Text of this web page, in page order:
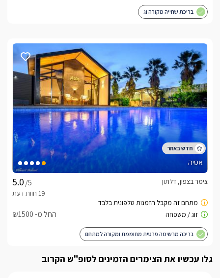
בריכת שחייה מקורה וג
אסיה
/5
צימר בצפון, דלתון
החל מ- ₪1500
בריכה מרשימה פרטית מחוממת ומקורה למתחם
גלו עכשיו את הצימרים הזמינים לסופ"ש הקרוב